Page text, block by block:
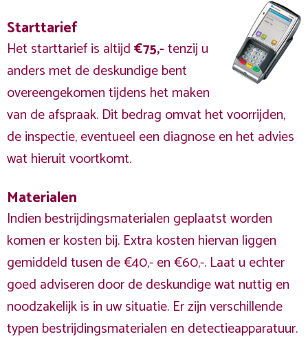
Starttarief
Het starttarief is altijd€75,-tenzij u
anders met de deskundige bent
overeengekomen tijdens het maken
van de afspraak. Dit bedrag omvat het voorrijden,
de inspectie, eventueel een diagnose en het advies
wat hieruit voortkomt.
Materialen
Indien bestrijdingsmaterialen geplaatst worden
komen er kosten bij. Extra kosten hiervan liggen
gemiddeld tusen de €40,- en €60,-. Laat u echter
goed adviseren door de deskundige wat nuttig en
noodzakelijk is in uw situatie. Er zijn verschillende
typen bestrijdingsmaterialen en detectieapparatuur.